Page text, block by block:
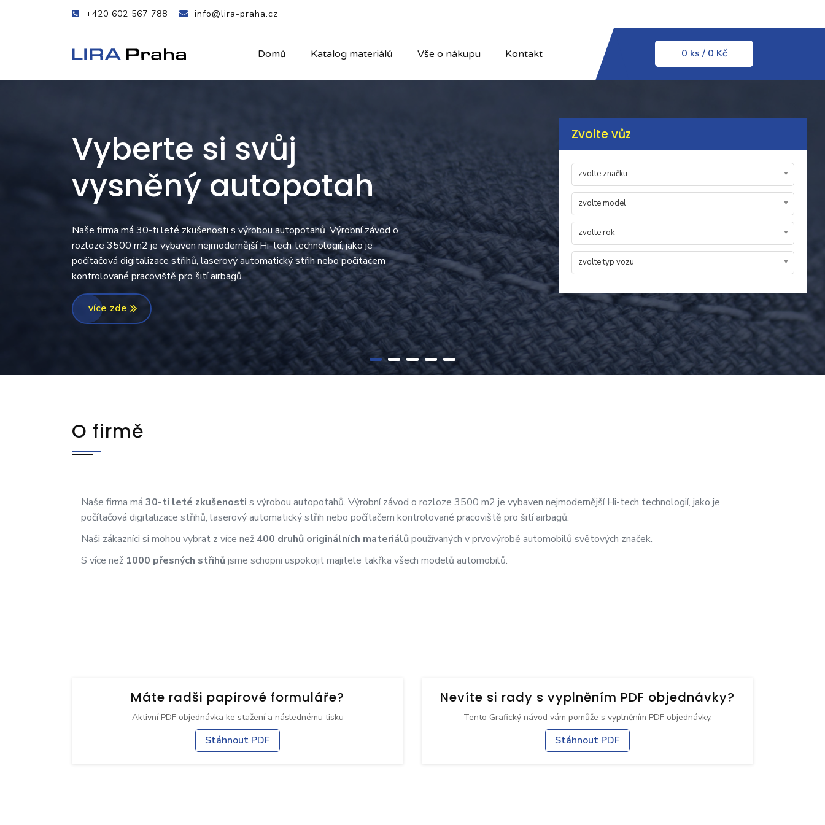
+420 602 567 788 info@lira-praha.cz
Domů Katalog materiálů Vše o nákupu Kontakt 0 ks/ 0 Kč
Vyberte si svůj
vysněný autopotah
Naše firma má 30-ti leté zkušenosti s výrobou autopotahů. Výrobní závod o
rozloze 3500 m2 je vybaven nejmodernější Hi-tech technologií, jako je
počítačová digitalizace střihů, laserový automatický střih nebo počítačem
kontrolované pracoviště pro šití airbagů.
více zde
Zvolte vůz
zvolte značku
zvolte model
zvolte rok
zvolte typ vozu
O firmě
Naše firma má 30-ti leté zkušenosti s výrobou autopotahů. Výrobní závod o rozloze 3500 m2 je vybaven nejmodernější Hi-tech technologií, jako je
počítačová digitalizace střihů, laserový automatický střih nebo počítačem kontrolované pracoviště pro šití airbagů.
Naši zákazníci si mohou vybrat z více než 400 druhů originálních materiálůpoužívaných v prvovýrobě automobilů světových značek.
S více než 1000 přesných střihůjsme schopni uspokojit majitele takřka všech modelů automobilů.
Máte radši papírové formuláře?
Aktivní PDF objednávka ke stažení a následnému tisku
Stáhnout PDF
Nevíte si rady s vyplněním PDF objednávky?
Tento Grafický návod vám pomůže s vyplněním PDF objednávky.
Stáhnout PDF